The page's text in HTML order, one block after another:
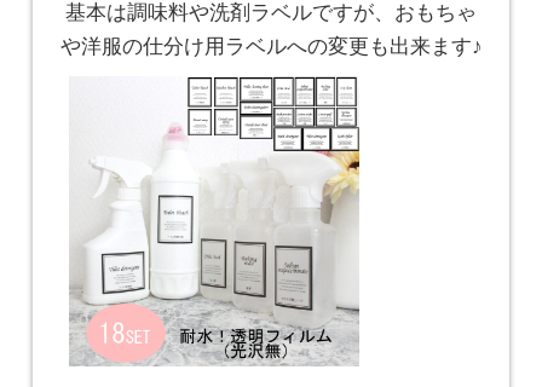
基本は調味料や洗剤ラベルですが、おもちゃ
や洋服の仕分け用ラベルへの変更も出来ます♪